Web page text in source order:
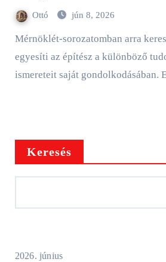
Ottó jún 8, 2026
Mérnöklét-sorozatomban arra keresem a választ, miként
egyesíti az építész a különböző
ismereteit saját gondolkodásában.
Keresés
2026. június